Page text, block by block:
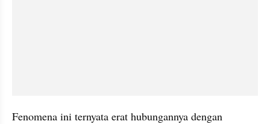
Fenomena ini ternyata erat hubungannya dengan